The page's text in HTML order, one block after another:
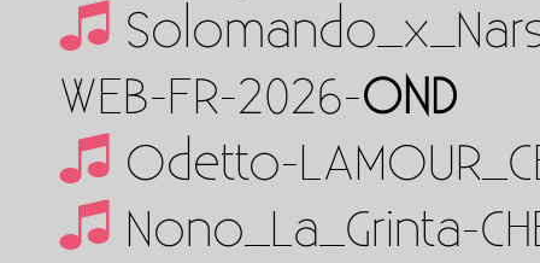
WEB-FR-2026-OND
Odetto-
Nono_La_Grinta-